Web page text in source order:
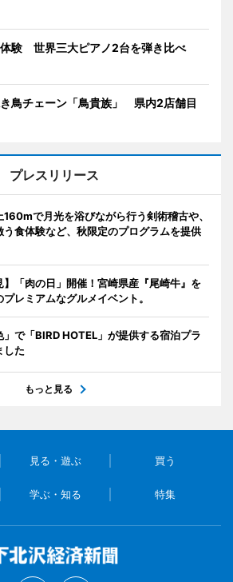
験 世界三大ピアノ2台を弾き比べ
鳥チェーン「鳥貴族」 県内2店舗目
プレスリリース
160mで月光を浴びながら行う剣術稽古や、
食体験など、秋限定のプログラムを提供
】「肉の日」開催！宮崎県産『尾崎牛』を
レミアムなグルメイベント。
で「BIRD HOTEL」が提供する宿泊プラ
した
もっと見る
見る・遊ぶ 買う
学ぶ・知る 特集